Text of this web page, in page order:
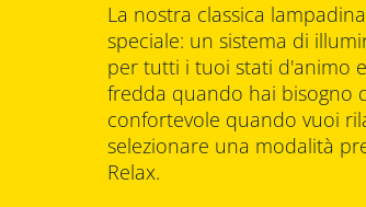
La nostra classica
speciale: un sistema di
per tutti i tuoi stati d'animo
fredda quando hai bisogno
confortevole quando vuoi
selezionare una modalità
Relax.